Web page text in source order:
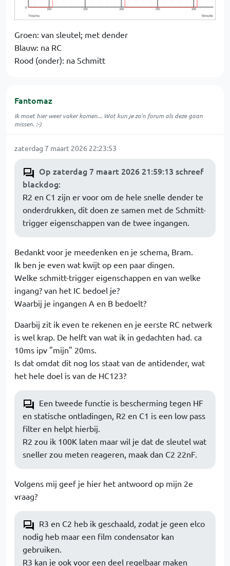
Groen: van sleutel; met dender
Blauw: na RC
Rood (onder): na Schmitt
Fantomaz
Ik moet hier weer vaker komen... Wat kun je zo'n forum als deze gaan
missen. :-)
zaterdag 7 maart 2026 22:23:53
Op zaterdag 7 maart 2026 21:59:13 schreef
blackdog:
R2 en C1 zijn er voor om de hele snelle dender te
onderdrukken, dit doen ze samen met de Schmitt-
trigger eigenschappen van de twee ingangen.
Bedankt voor je meedenken en je schema, Bram.
Ik ben je even wat kwijt op een paar dingen.
Welke schmitt-trigger eigenschappen en van welke
ingang? van het IC bedoel je?
Waarbij je ingangen A en B bedoelt?
Daarbij zit ik even te rekenen en je eerste RC netwerk
is wel krap. De helft van wat ik in gedachten had. ca
10ms ipv "mijn" 20ms.
Is dat omdat dit nog los staat van de antidender, wat
het hele doel is van de HC123?
Een tweede functie is bescherming tegen HF
en statische ontladingen, R2 en C1 is een low pass
filter en helpt hierbij.
R2 zou ik 100K laten maar wil je dat de sleutel wat
sneller zou meten reageren, maak dan C2 22nF.
Volgens mij geef je hier het antwoord op mijn 2e
vraag?
R3 en C2 heb ik geschaald, zodat je geen elco
nodig heb maar een film condensator kan
gebruiken.
R3 kan je ook voor een deel regelbaar maken